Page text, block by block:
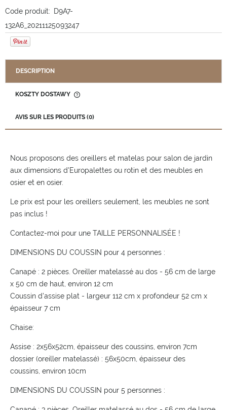
Code produit:
D9A7-
132A6_20211125093247
DESCRIPTION
KOSZTY DOSTAWY
AVIS SUR LES PRODUITS (0)
Nous proposons des oreillers et matelas pour salon de jardin
aux dimensions d'Europalettes ou rotin et des meubles en
osier et en osier.
Le prix est pour les oreillers seulement, les meubles ne sont
pas inclus !
Contactez-moi pour une TAILLE PERSONNALISÉE !
DIMENSIONS DU COUSSIN pour 4 personnes :
Canapé : 2 pièces. Oreiller matelassé au dos - 56 cm de large
x 50 cm de haut, environ 12 cm
Coussin d'assise plat - largeur 112 cm x profondeur 52 cm x
épaisseur 7 cm
Chaise:
Assise : 2x56x52cm, épaisseur des coussins, environ 7cm
dossier (oreiller matelassé) : 56x50cm, épaisseur des
coussins, environ 10cm
DIMENSIONS DU COUSSIN pour 5 personnes :